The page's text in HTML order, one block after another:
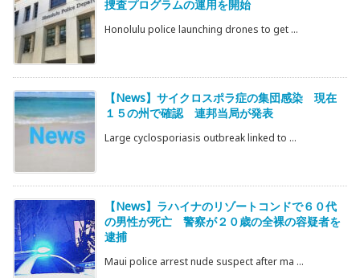
捜査プログラムの運用を開始
Honolulu police launching drones to get ...
【News】サイクロスポラ症の集団感染 現在
１５の州で確認 連邦当局が発表
Large cyclosporiasis outbreak linked to ...
【News】ラハイナのリゾートコンドで６０代
の男性が死亡 警察が２０歳の全裸の容疑者を
逮捕
Maui police arrest nude suspect after ma ...